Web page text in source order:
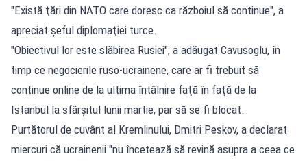
"Există ţări din NATO care doresc ca războiul să continue", a
apreciat şeful diplomaţiei turce.
"Obiectivul lor este slăbirea Rusiei", a adăugat Cavusoglu, în
timp ce negocierile ruso-ucrainene, care ar fi trebuit să
continue online de la ultima întâlnire faţă în faţă de la
Istanbul la sfârşitul lunii martie, par să se fi blocat.
Purtătorul de cuvânt al Kremlinului, Dmitri Peskov, a declarat
miercuri că ucrainenii "nu încetează să revină asupra a ceea ce